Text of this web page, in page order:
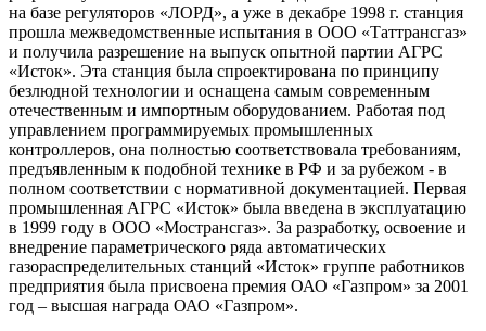
на базе регуляторов «ЛОРД», а уже в декабре 1998 г. станция
прошла межведомственные испытания в ООО «Таттрансгаз»
и получила разрешение на выпуск опытной партии АГРС
«Исток». Эта станция была спроектирована по принципу
безлюдной технологии и оснащена самым современным
отечественным и импортным оборудованием. Работая под
управлением программируемых промышленных
контроллеров, она полностью соответствовала требованиям,
предъявленным к подобной технике в РФ и за рубежом - в
полном соответствии с нормативной документацией. Первая
промышленная АГРС «Исток» была введена в эксплуатацию
в 1999 году в ООО «Мострансгаз». За разработку, освоение и
внедрение параметрического ряда автоматических
газораспределительных станций «Исток» группе работников
предприятия была присвоена премия ОАО «Газпром» за 2001
год – высшая награда ОАО «Газпром».